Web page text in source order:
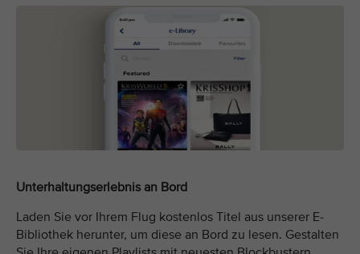
Unterhaltungserlebnis an Bord
Laden Sie vor Ihrem Flug kostenlos Titel aus unserer E-
Bibliothek herunter, um diese an Bord zu lesen. Gestalten